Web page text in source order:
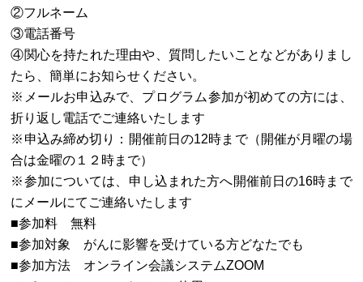
②フルネーム
③電話番号
④関心を持たれた理由や、質問したいことなどがありまし
たら、簡単にお知らせください。
※メールお申込みで、プログラム参加が初めての方には、
折り返し電話でご連絡いたします
※申込み締め切り：開催前日の12時まで（開催が月曜の場
合は金曜の１２時まで）
※参加については、申し込まれた方へ開催前日の16時まで
にメールにてご連絡いたします
■参加料 無料
■参加対象 がんに影響を受けている方どなたでも
■参加方法 オンライン会議システムZOOM